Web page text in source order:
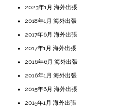
2023年1月 海外出張
2018年1月 海外出張
2017年6月 海外出張
2017年1月 海外出張
2016年6月 海外出張
2016年1月 海外出張
2015年6月 海外出張
2015年1月 海外出張